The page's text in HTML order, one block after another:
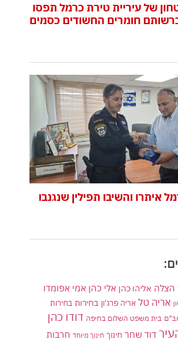
של עיריית טירת כרמל תפסו
חומרים החשודים כסמים
איתרו והשיבו תפילין שנגנבו
הצלה אליהו כהן אלי כהן אמי אפומדו
אריה טל אריה פרג'ון בחירות בחירות
בית משפט השלום בחיפה דודו כהן
דוד שחר חינוך חינוך מיוחד חרבות